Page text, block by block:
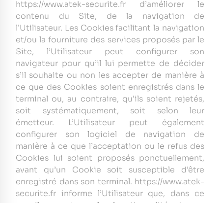
https://www.atek-securite.fr d’améliorer le
contenu du Site, de la navigation de
l’Utilisateur. Les Cookies facilitant la navigation
et/ou la fourniture des services proposés par le
Site, l’Utilisateur peut configurer son
navigateur pour qu’il lui permette de décider
s’il souhaite ou non les accepter de manière à
ce que des Cookies soient enregistrés dans le
terminal ou, au contraire, qu’ils soient rejetés,
soit systématiquement, soit selon leur
émetteur. L’Utilisateur peut également
configurer son logiciel de navigation de
manière à ce que l’acceptation ou le refus des
Cookies lui soient proposés ponctuellement,
avant qu’un Cookie soit susceptible d’être
enregistré dans son terminal. https://www.atek-
securite.fr informe l’Utilisateur que, dans ce